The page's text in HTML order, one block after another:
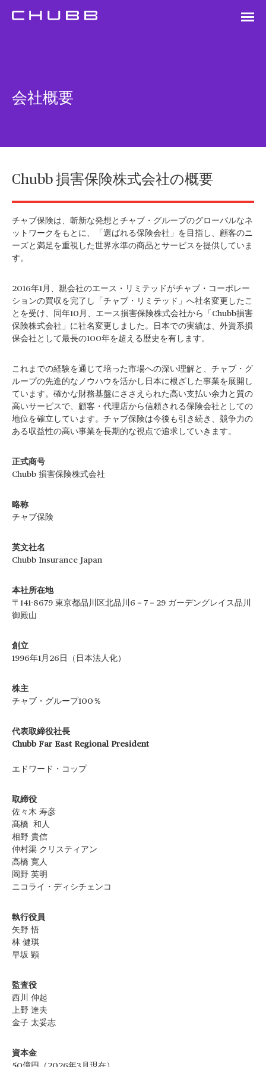
会社概要
Chubb 損害保険株式会社の概要
チャブ保険は、斬新な発想とチャブ・グループのグローバルなネ
ットワークをもとに、「選ばれる保険会社」を目指し、顧客のニ
ーズと満足を重視した世界水準の商品とサービスを提供していま
す。
2016年1月、親会社のエース・リミテッドがチャブ・コーポレー
ションの買収を完了し「チャブ・リミテッド」へ社名変更したこ
とを受け、同年10月、エース損害保険株式会社から「Chubb損害
保険株式会社」に社名変更しました。日本での実績は、外資系損
保会社として最長の100年を超える歴史を有します。
これまでの経験を通じて培った市場への深い理解と、チャブ・グ
ループの先進的なノウハウを活かし日本に根ざした事業を展開し
ています。確かな財務基盤にささえられた高い支払い余力と質の
高いサービスで、顧客・代理店から信頼される保険会社としての
地位を確立しています。チャブ保険は今後も引き続き、競争力の
ある収益性の高い事業を長期的な視点で追求していきます。
正式商号
Chubb 損害保険株式会社
略称
チャブ保険
英文社名
Chubb Insurance Japan
本社所在地
〒141-8679 東京都品川区北品川6－7－29 ガーデングレイス品川
御殿山
創立
1996年1月26日（日本法人化）
株主
チャブ・グループ100％
代表取締役社長
Chubb Far East Regional President
エドワード・コップ
取締役
佐々木 寿彦
髙橋 和人
相野 貴信
仲村渠 クリスティアン
高橋 寛人
岡野 英明
ニコライ・ディシチェンコ
執行役員
矢野 悟
林 健琪
早坂 顕
監査役
西川 伸起
上野 達夫
金子 太妥志
資本金